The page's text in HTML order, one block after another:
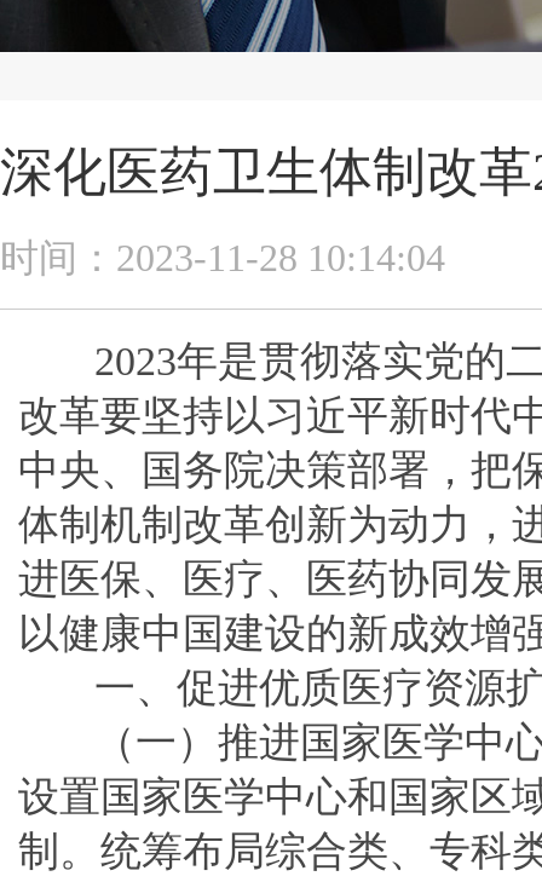
深化医药卫生体制改
时间：2023-11-28 10:14:04
2023年是贯彻落实党的二
改革要坚持以习近平新时代
中央、国务院决策部署，把
体制机制改革创新为动力，
进医保、医疗、医药协同发
以健康中国建设的新成效增
一、促进优质医疗资源
（一）推进国家医学中
设置国家医学中心和国家区
制。统筹布局综合类、专科